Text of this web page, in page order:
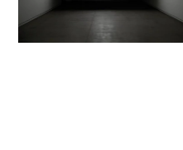
Il progetto si
ampio focus sulla